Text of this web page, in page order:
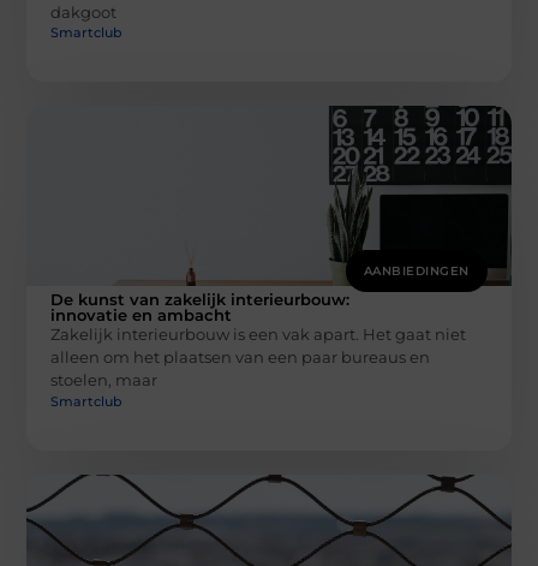
dakgoot
Smartclub
AANBIEDINGEN
De kunst van zakelijk interieurbouw:
innovatie en ambacht
Zakelijk interieurbouw is een vak apart. Het gaat niet
alleen om het plaatsen van een paar bureaus en
stoelen, maar
Smartclub